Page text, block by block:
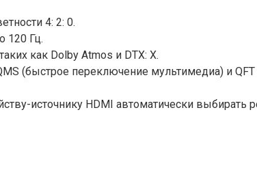
4: 2: 0.
120 Гц.
как Dolby Atmos и DTX: X.
(быстрое переключение мультимедиа) и
источнику HDMI автоматически выбирать